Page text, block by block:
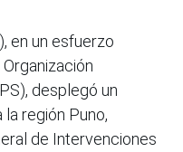
en un esfuerzo
desplegó un
región Puno,
de Intervenciones